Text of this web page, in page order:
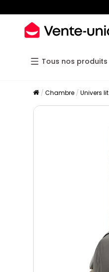
Tous nos produits
Chambre Univers lit